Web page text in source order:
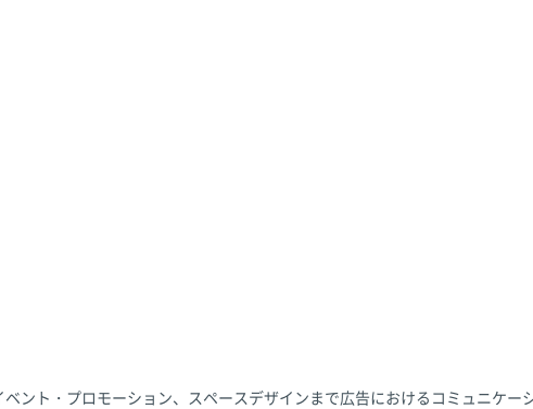
ント・プロモーション、スペースデザインまで広告におけるコミュニケー